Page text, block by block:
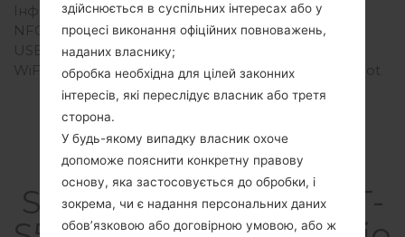
Інфрачервоний порт
-
NFC
-
USB
WiFi
Wi-Fi 802.11 b/g/n, hotspot
Articles LGGT-
S5660M(Samsung GT-
здійснюється в суспільних інтересах або у
процесі виконання офіційних повноважень,
наданих власнику;
обробка необхідна для цілей законних
інтересів, які переслідує власник або третя
сторона.
У будь-якому випадку власник охоче
допоможе пояснити конкретну правову
основу, яка застосовується до обробки, і
зокрема, чи є надання персональних даних
обов’язковою або договірною умовою, або ж